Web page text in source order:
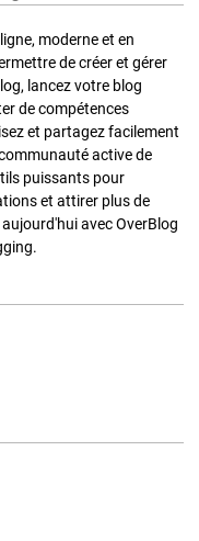
moderne et en
de créer et gérer
lancez votre blog
de compétences
et partagez facilement
active de
puissants pour
et attirer plus de
avec OverBlog